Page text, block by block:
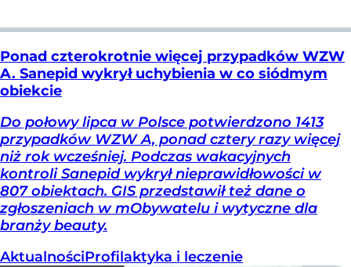
Ponad czterokrotnie więcej przypadków WZW
A. Sanepid wykrył uchybienia w co siódmym
obiekcie
Do połowy lipca w Polsce potwierdzono 1413
przypadków WZW A, ponad cztery razy więcej
niż rok wcześniej. Podczas wakacyjnych
kontroli Sanepid wykrył nieprawidłowości w
807 obiektach. GIS przedstawił też dane o
zgłoszeniach w mObywatelu i wytyczne dla
branży beauty.
AktualnościProfilaktyka i leczenie